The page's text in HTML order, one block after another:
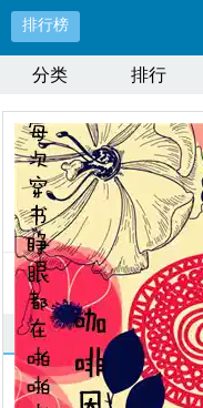
排行榜
分类 排行